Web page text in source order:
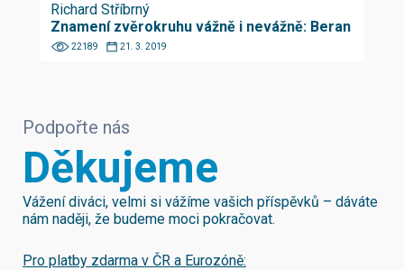
Richard Stříbrný
Znamení zvěrokruhu vážně i nevážně: Beran
22189 21. 3. 2019
Podpořte nás
Děkujeme
Vážení diváci, velmi si vážíme vašich příspěvků – dáváte
nám naději, že budeme moci pokračovat.
Pro platby zdarma v ČR a Eurozóně: